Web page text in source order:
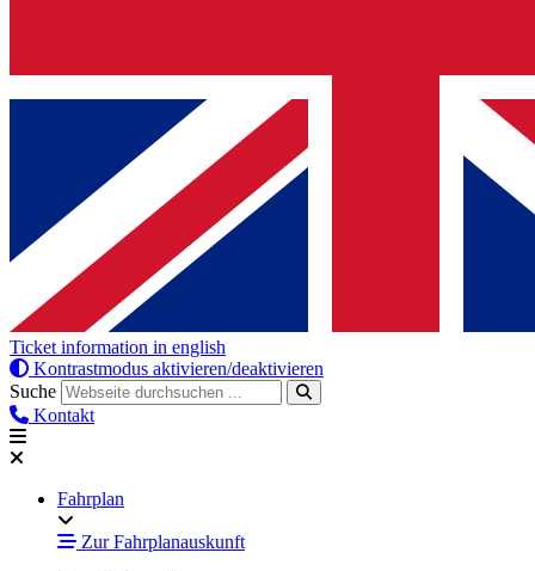
Ticket information in english
Kontrastmodus aktivieren/deaktivieren
Suche
Kontakt
Fahrplan
Zur Fahrplanauskunft